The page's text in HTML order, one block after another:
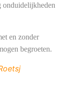
onduidelijkheden
en zonder
begroeten.